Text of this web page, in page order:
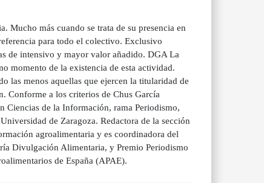
Mucho más cuando se trata de su presencia en
para todo el colectivo. Exclusivo
de intensivo y mayor valor añadido. DGA La
momento de la existencia de esta actividad.
las menos aquellas que ejercen la titularidad de
Conforme a los criterios de Chus García
Ciencias de la Información, rama Periodismo,
de Zaragoza. Redactora de la sección
agroalimentaria y es coordinadora del
Divulgación Alimentaria, y Premio Periodismo
de España (APAE).